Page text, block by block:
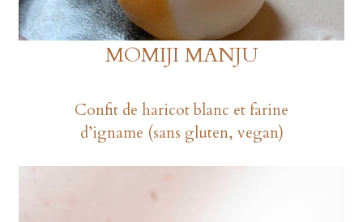
MOMIJI MANJU
Confit de haricot blanc et farine
d’igname (sans gluten, vegan)